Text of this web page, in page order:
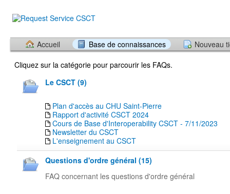
Accueil Base de connaissances
Nouveau
Cliquez sur la catégorie pour parcourir les FAQs.
Le CSCT (9)
Plan d'accès au CHU Saint-Pierre
Rapport d'activité CSCT 2024
Cours de Base d'Interoperability CSCT - 7/11/2023
Newsletter du CSCT
L'enseignement au CSCT
Questions d'ordre général (15)
FAQ concernant les questions d'ordre général